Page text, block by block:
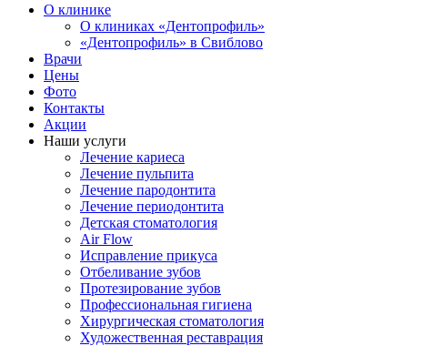
О клинике
О клиниках «Дентопрофиль»
«Дентопрофиль» в Свиблово
Врачи
Цены
Фото
Контакты
Акции
Наши услуги
Лечение кариеса
Лечение пульпита
Лечение пародонтита
Лечение периодонтита
Детская стоматология
Air Flow
Исправление прикуса
Отбеливание зубов
Протезирование зубов
Профессиональная гигиена
Хирургическая стоматология
Художественная реставрация